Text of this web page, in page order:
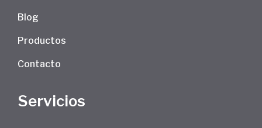
Blog
Productos
Contacto
Servicios